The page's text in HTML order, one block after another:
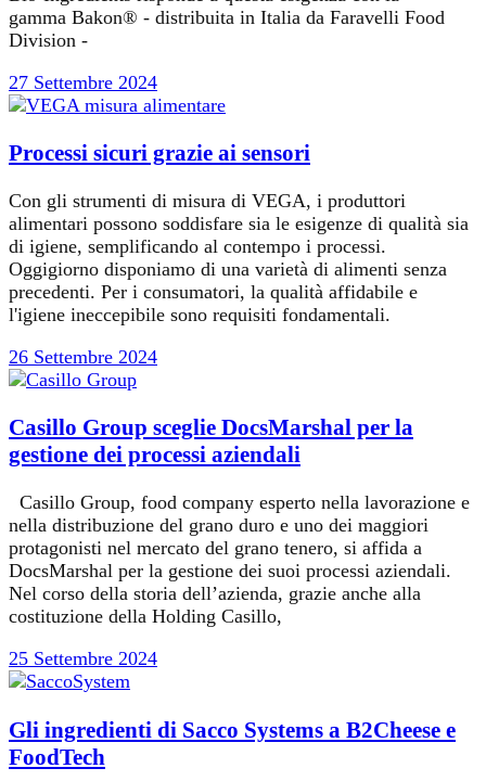
gamma Bakon® - distribuita in Italia da Faravelli Food
Division -
27 Settembre 2024
Processi sicuri grazie ai sensori
Con gli strumenti di misura di VEGA, i produttori
alimentari possono soddisfare sia le esigenze di qualità sia
di igiene, semplificando al contempo i processi.
Oggigiorno disponiamo di una varietà di alimenti senza
precedenti. Per i consumatori, la qualità affidabile e
l'igiene ineccepibile sono requisiti fondamentali.
26 Settembre 2024
Casillo Group sceglie DocsMarshal per la
gestione dei processi aziendali
Casillo Group, food company esperto nella lavorazione e
nella distribuzione del grano duro e uno dei maggiori
protagonisti nel mercato del grano tenero, si affida a
DocsMarshal per la gestione dei suoi processi aziendali.
Nel corso della storia dell’azienda, grazie anche alla
costituzione della Holding Casillo,
25 Settembre 2024
Gli ingredienti di Sacco Systems a B2Cheese e
FoodTech